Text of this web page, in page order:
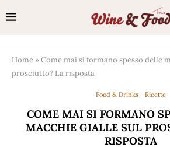
Home »Come mai si formano spesso delle
prosciutto? La risposta
Food & Drinks - Ricette
COME MAI SI FORMANO
MACCHIE GIALLE SUL
RISPOSTA